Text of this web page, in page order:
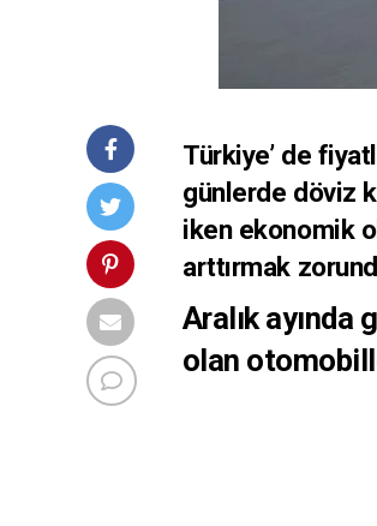
Türkiye’ de
günlerde döviz
iken ekonomik
arttırmak
Aralık ayında
olan